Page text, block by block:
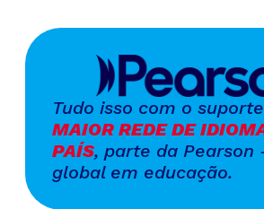
Tudo isso com o
MAIOR REDE DE
PAÍS, parte da
global em educação.